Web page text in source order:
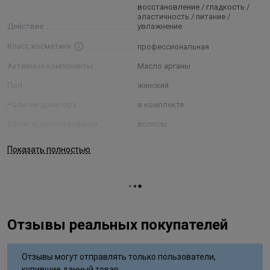
Действие
восстановление / гладкость /
эластичность / питание /
увлажнение
Класс косметики профессиональная
Активные компоненты Масло арганы
женский
в комплекте
волосы
Показать полностью
Отзывы реальных покупателей
Отзывы могут отправлять только пользователи,